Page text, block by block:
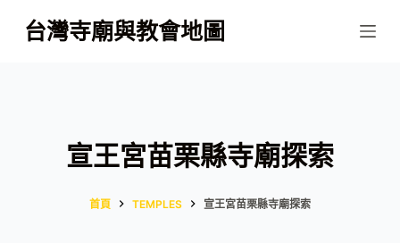
跳
至
台灣寺廟與教會地圖
宣王宮苗栗縣寺廟探索
首頁 TEMPLES 宣王宮苗栗縣寺廟探索